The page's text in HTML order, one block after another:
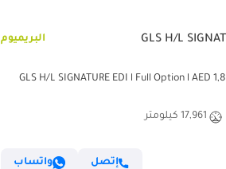
البريميوم
17,961 كيلومتر
إتصل واتساب